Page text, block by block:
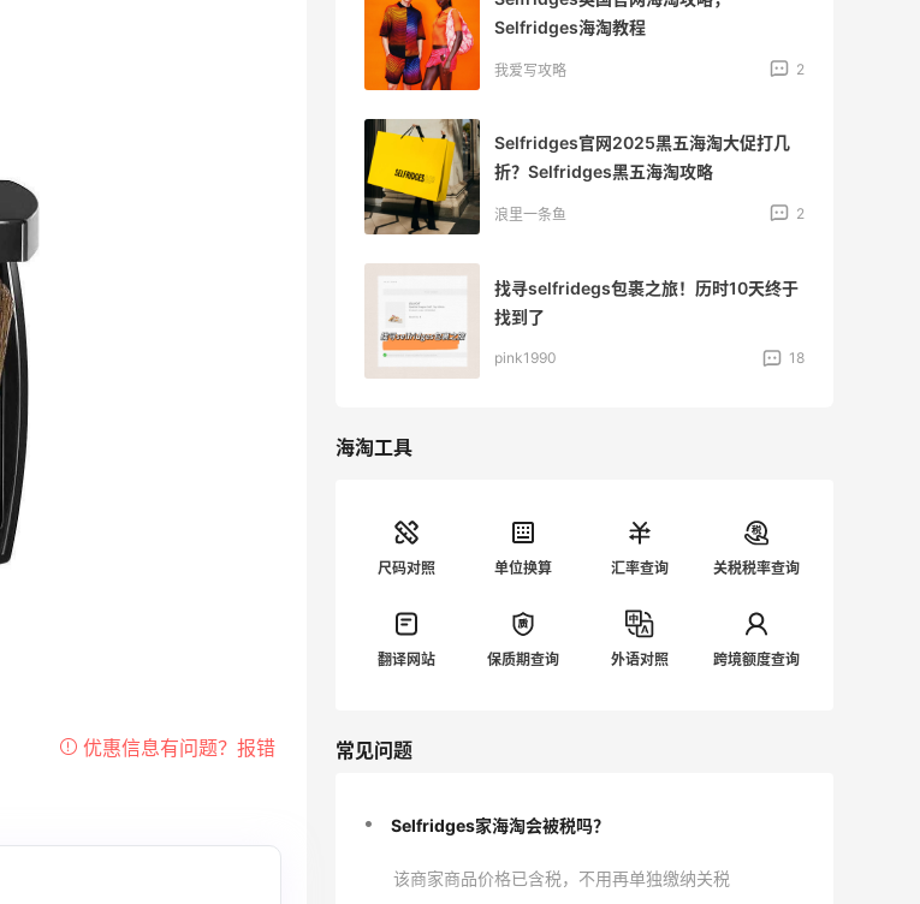
浪里一条鱼
寻selfridegs包裹之旅！历时10天终于
到了
Selfridges海淘教程
我爱写攻略 2
Selfridges官网2025黑五海淘大促打几
折？Selfridges黑五海淘攻略
浪里一条鱼 2
找寻selfridegs包裹之旅！历时10天终于
找到了
pink1990 18
海淘工具
尺码对照 单位换算 汇率查询 关税税率查询
翻译网站 保质期查询 外语对照 跨境额度查询
常见问题
Selfridges家海淘会被税吗？
该商家商品价格已含税，不用再单独缴纳关税